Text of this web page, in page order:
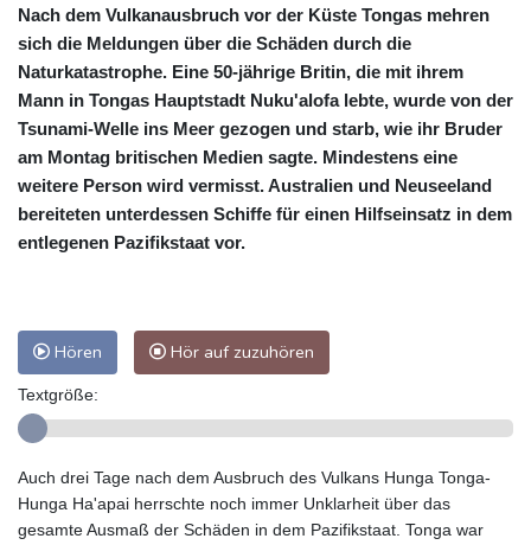
Nach dem Vulkanausbruch vor der Küste Tongas mehren
sich die Meldungen über die Schäden durch die
Naturkatastrophe. Eine 50-jährige Britin, die mit ihrem
Mann in Tongas Hauptstadt Nuku'alofa lebte, wurde von der
Tsunami-Welle ins Meer gezogen und starb, wie ihr Bruder
am Montag britischen Medien sagte. Mindestens eine
weitere Person wird vermisst. Australien und Neuseeland
bereiteten unterdessen Schiffe für einen Hilfseinsatz in dem
entlegenen Pazifikstaat vor.
Hören Hör auf zuzuhören
Textgröße:
Auch drei Tage nach dem Ausbruch des Vulkans Hunga Tonga-
Hunga Ha'apai herrschte noch immer Unklarheit über das
gesamte Ausmaß der Schäden in dem Pazifikstaat. Tonga war